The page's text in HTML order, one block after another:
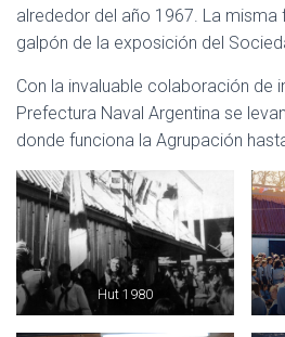
alrededor del año 1967. La misma
galpón de la exposición del
Con la invaluable colaboración de
Prefectura Naval Argentina se
donde funciona la Agrupación
Hut 1980